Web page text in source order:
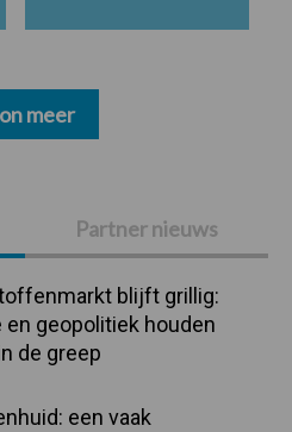
Partner nieuws
blijft grillig:
en geopolitiek houden
de greep
een vaak
meer